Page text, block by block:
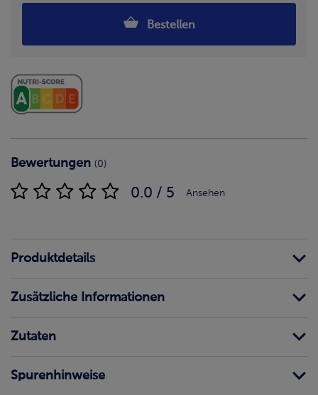
Bestellen
Bewertungen (0)
0.0 / 5 Ansehen
Produktdetails
Zusätzliche Informationen
Zutaten
Spurenhinweise